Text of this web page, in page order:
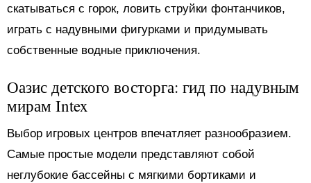
скатываться с горок, ловить струйки фонтанчиков,
играть с надувными фигурками и придумывать
собственные водные приключения.
Оазис детского восторга: гид по надувным
мирам Intex
Выбор игровых центров впечатляет разнообразием.
Самые простые модели представляют собой
неглубокие бассейны с мягкими бортиками и